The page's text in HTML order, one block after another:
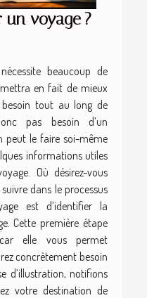
un voyage ?
beaucoup de
en fait de mieux
tout au long de
pas besoin d’un
peut le faire soi-même
informations utiles
Où désirez-vous
dans le processus
est d’identifier la
Cette première étape
elle vous permet
concrètement besoin
d’illustration, notifions
votre destination de